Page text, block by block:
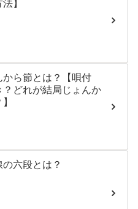
】
から節とは？【唄付
？どれが結局じょんか
六段とは？